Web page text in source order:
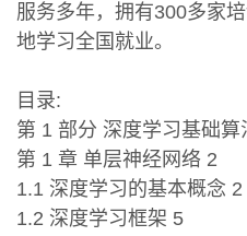
服务多年，拥有300多家
地学习全国就业。
目录:
第 1 部分 深度学习基础算
第 1 章 单层神经网络 2
1.1 深度学习的基本概念 2
1.2 深度学习框架 5